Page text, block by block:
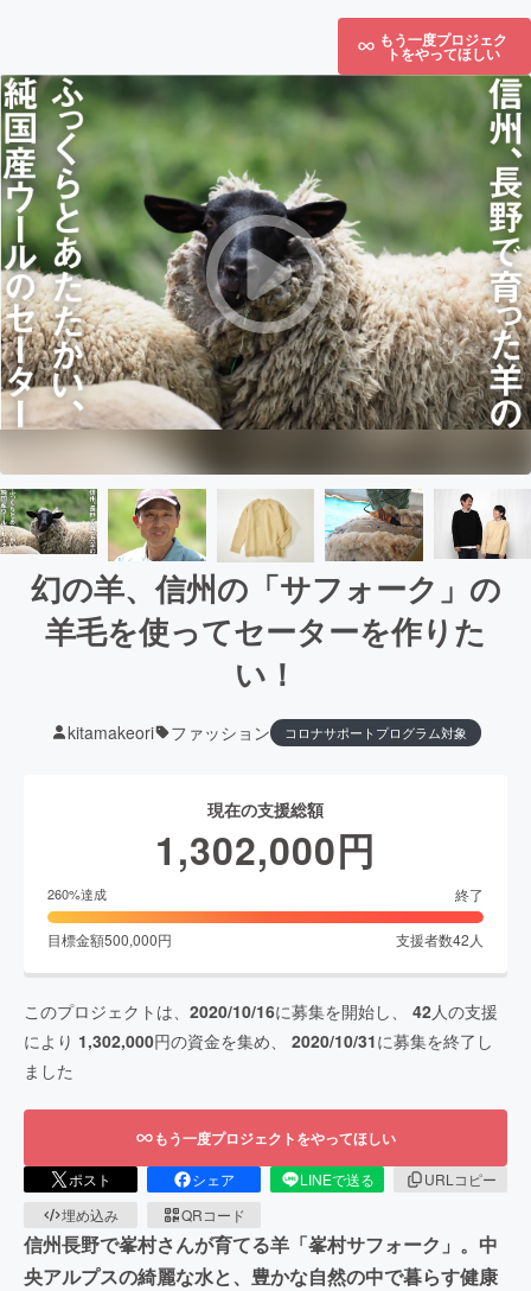
もう一度プロジェク
トをやってほしい
幻の羊、信州の「サフォーク」の
羊毛を使ってセーターを作りた
い！
kitamakeori ファッション コロナサポートプログラム対象
現在の支援総額
1,302,000円
260%達成 終了
目標金額500,000円 支援者数42 人
このプロジェクトは、 2020/10/16に募集を開始し、 42人の支援
により 1,302,000円の資金を集め、 2020/10/31に募集を終了し
ました
もう一度プロジェクトをやってほしい
ポスト シェア LINEで送る
URLコピー
埋め込み
QRコード
信州長野で峯村さんが育てる羊「峯村サフォーク」。中
央アルプスの綺麗な水と、豊かな自然の中で暮らす健康